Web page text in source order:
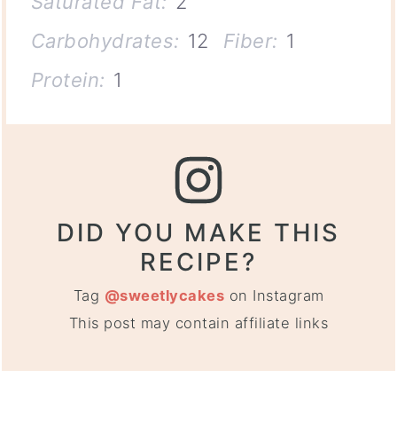
Carbohydrates: 12 Fiber: 1
Protein: 1
DID YOU MAKE THIS
RECIPE?
Tag @sweetlycakes on Instagram
This post may contain affiliate links